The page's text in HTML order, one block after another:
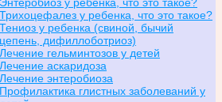
Трихоцефалез у ребенка, что это такое?
Тениоз у ребенка (свиной, бычий
цепень, дифиллоботриоз)
Лечение гельминтозов у детей
Лечение аскаридоза
Лечение энтеробиоза
Профилактика глистных заболеваний у